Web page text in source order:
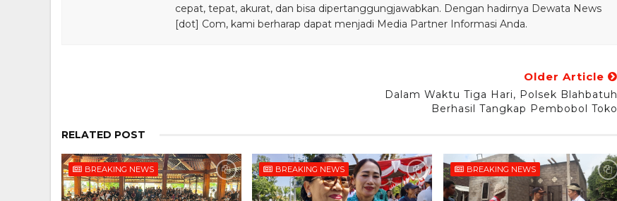
cepat, tepat, akurat, dan bisa dipertanggungjawabkan. Dengan hadirnya Dewata News
[dot] Com, kami berharap dapat menjadi Media Partner Informasi Anda.
Older Article
Dalam Waktu Tiga Hari, Polsek Blahbatuh
Berhasil Tangkap Pembobol Toko
RELATED POST
BREAKING NEWS BREAKING NEWS BREAKING NEWS